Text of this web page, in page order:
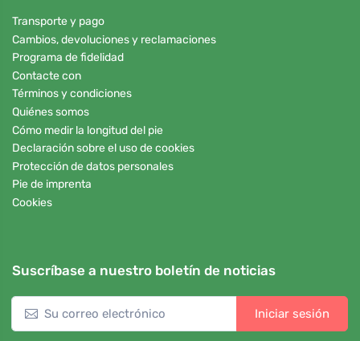
Transporte y pago
Cambios, devoluciones y reclamaciones
Programa de fidelidad
Contacte con
Términos y condiciones
Quiénes somos
Cómo medir la longitud del pie
Declaración sobre el uso de cookies
Protección de datos personales
Pie de imprenta
Cookies
Suscríbase a nuestro boletín de noticias
Iniciar sesión